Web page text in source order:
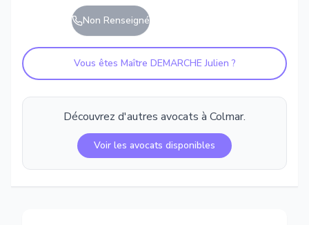
Non Renseigné
Vous êtes Maître DEMARCHE Julien ?
Découvrez d'autres avocats à Colmar.
Voir les avocats disponibles